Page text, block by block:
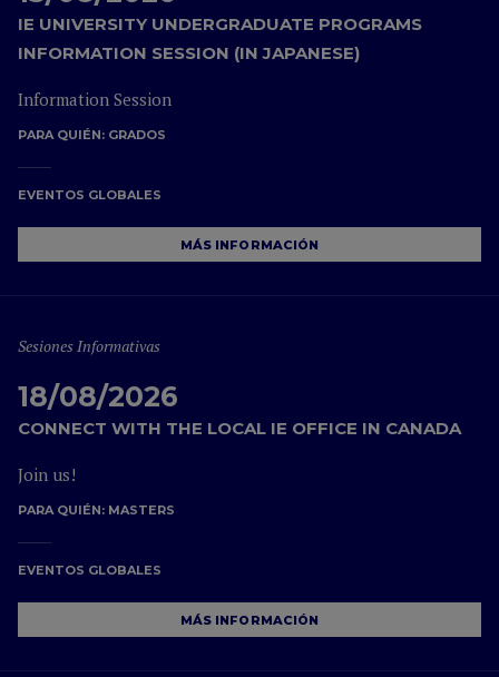
IE UNIVERSITY UNDERGRADUATE PROGRAMS
INFORMATION SESSION (IN JAPANESE)
Information Session
PARA QUIÉN: GRADOS
EVENTOS GLOBALES
MÁS INFORMACIÓN
Sesiones Informativas
18/08/2026
CONNECT WITH THE LOCAL IE OFFICE IN CANADA
Join us!
PARA QUIÉN: MASTERS
EVENTOS GLOBALES
MÁS INFORMACIÓN